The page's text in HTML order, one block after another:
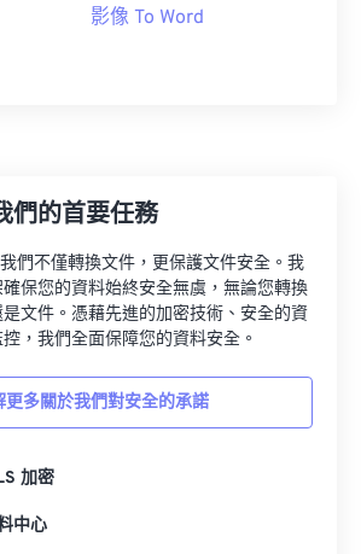
影像 To Word
們的首要任務
們不僅轉換文件，更保護文件安全。我
保您的資料始終安全無虞，無論您轉換
文件。憑藉先進的加密技術、安全的資
，我們全面保障您的資料安全。
更多關於我們對安全的承諾
加密
中心